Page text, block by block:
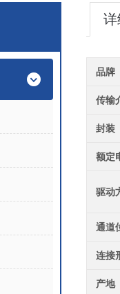
详
品牌
传输
封装
额定
驱动
通道
连接
产地